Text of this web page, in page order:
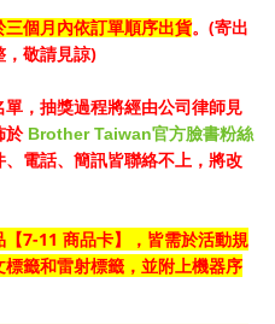
三個月內依訂單順序出貨。 (寄出
，敬請見諒)
，抽獎過程將經由公司律師見
於 Brother Taiwan官方臉書粉絲
電話、簡訊皆聯絡不上，將改
7-11 商品卡】 ，皆需於活動規
標籤和雷射標籤 ，並附上機器序